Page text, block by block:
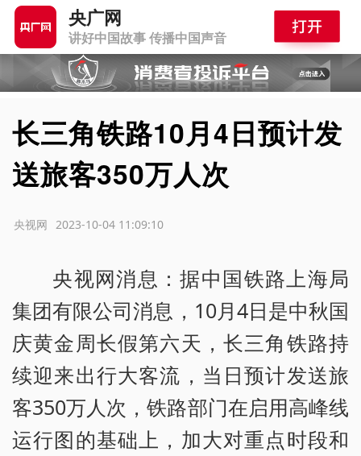
央广网
讲好中国故事 传播中国声音
长三角铁路10月4日预计发
送旅客350万人次
2023-10-04 11:09:10
央视网
央视网消息：据中国铁路上海局
集团有限公司消息，10月4日是中秋国
庆黄金周长假第六天，长三角铁路持
续迎来出行大客流，当日预计发送旅
客350万人次，铁路部门在启用高峰线
运行图的基础上，加大对重点时段和